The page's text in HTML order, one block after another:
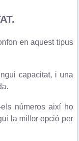
en aquest tipus
capacitat, i una
números així ho
la millor opció per